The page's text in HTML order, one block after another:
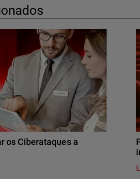
os Ciberataques a